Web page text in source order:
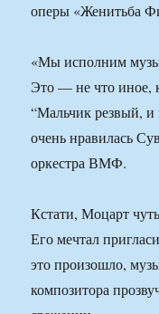
оперы «Женитьба
«Мы исполним
Это — не что иное,
“Мальчик резвый,
очень нравилась
оркестра ВМФ.
Кстати, Моцарт
Его мечтал
это произошло,
композитора